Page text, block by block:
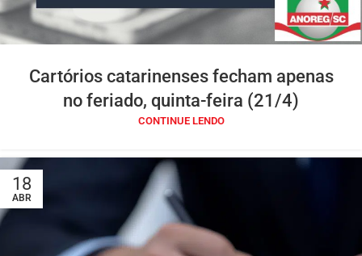
Cartórios catarinenses fecham apenas
no feriado, quinta-feira (21/4)
CONTINUE LENDO
18
ABR